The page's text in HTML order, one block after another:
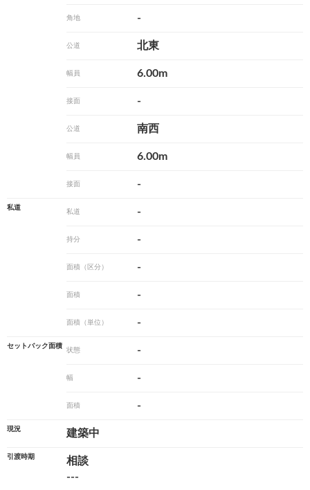
角地 -
公道 北東
幅員 6.00m
接面 -
公道 南西
幅員 6.00m
接面 -
私道
私道 -
持分 -
面積（区分） -
面積 -
面積（単位） -
セットバック面積
状態 -
幅 -
面積 -
現況 建築中
引渡時期
相談
---